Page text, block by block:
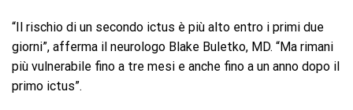
“Il rischio di un secondo ictus è più alto entro i primi due
giorni”, afferma il neurologo Blake Buletko, MD. “Ma rimani
più vulnerabile fino a tre mesi e anche fino a un anno dopo il
primo ictus”.